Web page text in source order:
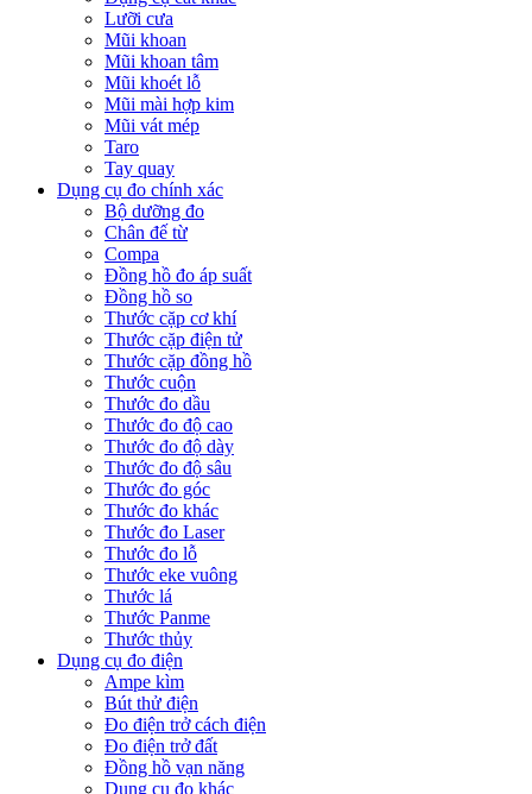
Lưỡi cưa
Mũi khoan
Mũi khoan tâm
Mũi khoét lỗ
Mũi mài hợp kim
Mũi vát mép
Taro
Tay quay
Dụng cụ đo chính xác
Bộ dưỡng đo
Chân đế từ
Compa
Đồng hồ đo áp suất
Đồng hồ so
Thước cặp cơ khí
Thước cặp điện tử
Thước cặp đồng hồ
Thước cuộn
Thước đo dầu
Thước đo độ cao
Thước đo độ dày
Thước đo độ sâu
Thước đo góc
Thước đo khác
Thước đo Laser
Thước đo lỗ
Thước eke vuông
Thước lá
Thước Panme
Thước thủy
Dụng cụ đo điện
Ampe kìm
Bút thử điện
Đo điện trở cách điện
Đo điện trở đất
Đồng hồ vạn năng
Dụng cụ đo khác